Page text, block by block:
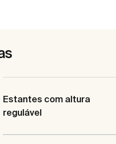
Estantes com altura
regulável